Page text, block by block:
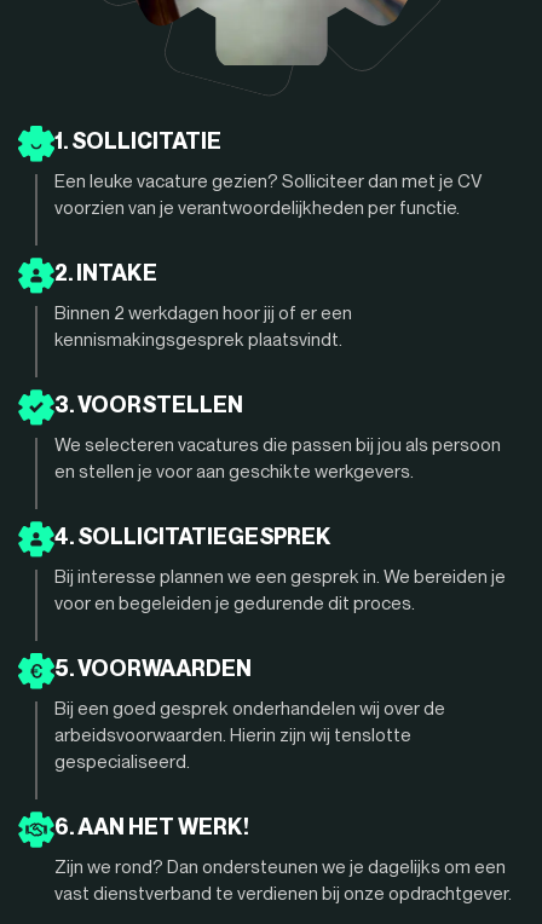
1. SOLLICITATIE
Een leuke vacature gezien? Solliciteer dan met je CV
voorzien van je verantwoordelijkheden per functie.
2. INTAKE
Binnen 2 werkdagen hoor jij of er een
kennismakingsgesprek plaatsvindt.
3. VOORSTELLEN
We selecteren vacatures die passen bij jou als persoon
en stellen je voor aan geschikte werkgevers.
4. SOLLICITATIEGESPREK
Bij interesse plannen we een gesprek in. We bereiden je
voor en begeleiden je gedurende dit proces.
5. VOORWAARDEN
Bij een goed gesprek onderhandelen wij over de
arbeidsvoorwaarden. Hierin zijn wij tenslotte
gespecialiseerd.
6. AAN HET WERK!
Zijn we rond? Dan ondersteunen we je dagelijks om een
vast dienstverband te verdienen bij onze opdrachtgever.